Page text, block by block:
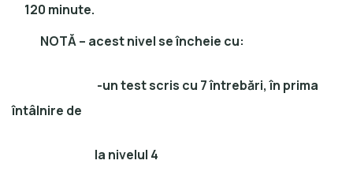
120 minute.
NOTĂ – acest nivel se încheie cu:
-un test scris cu 7 întrebări, în prima
întâlnire de
la nivelul 4